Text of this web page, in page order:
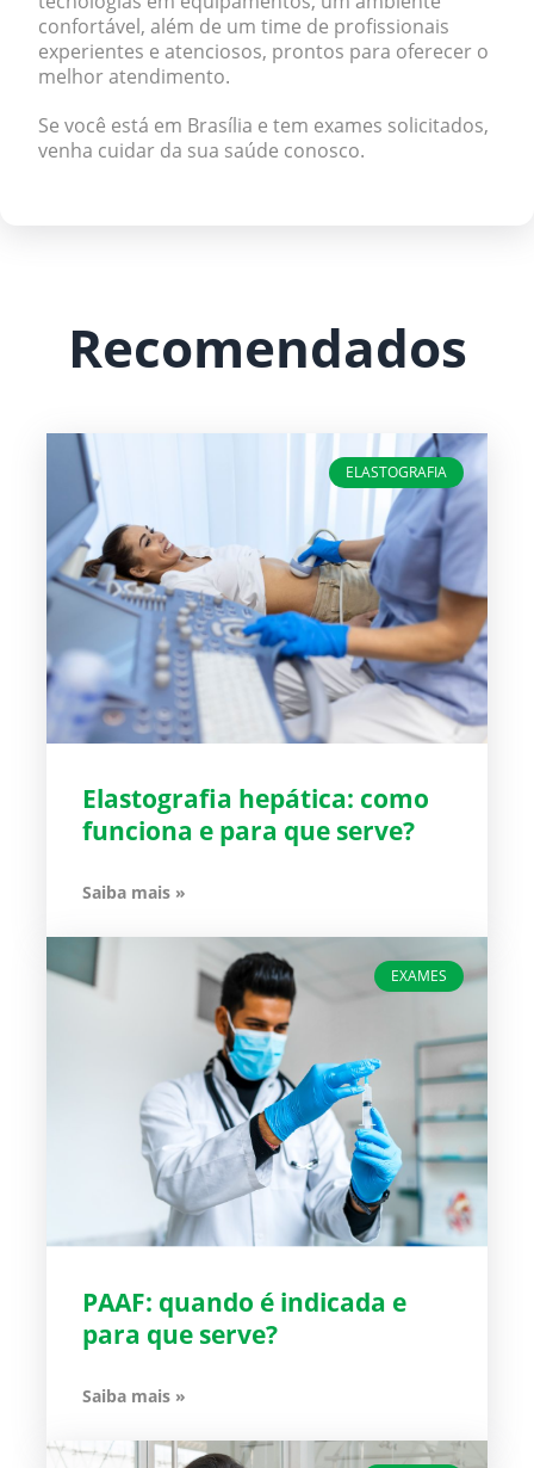
confortável, além de um time de profissionais
experientes e atenciosos, prontos para oferecer o
melhor atendimento.
Se você está em Brasília e tem exames solicitados,
venha cuidar da sua saúde conosco.
Recomendados
ELASTOGRAFIA
Elastografia hepática: como
funciona e para que serve?
Saiba mais »
EXAMES
PAAF: quando é indicada e
para que serve?
Saiba mais »